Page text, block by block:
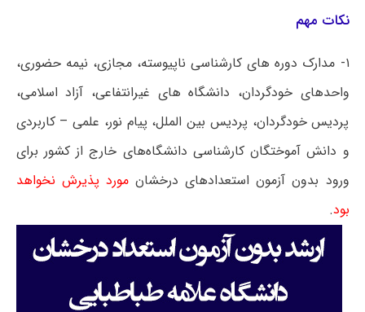
نکات مهم
۱- مدارک دوره های کارشناسی ناپیوسته، مجازی، نیمه حضوری،
واحدهای خودگردان، دانشگاه های غیرانتفاعی، آزاد اسلامی،
پردیس خودگردان، پردیس بین الملل، پیام نور، علمی – کاربردی
و دانش آموختگان کارشناسی دانشگاه‌های خارج از کشور برای
ورود بدون آزمون استعدادهای درخشان مورد پذیرش نخواهد
بود.